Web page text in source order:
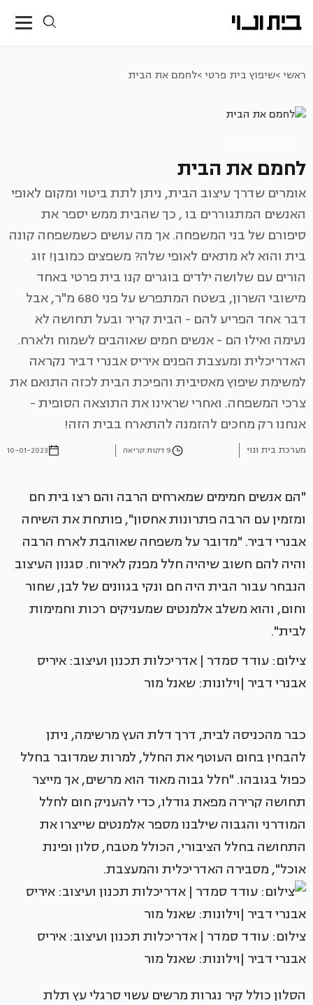
ראשי >שיפוץ בית פרטי >לחמם את הבית
לחמם את הבית
אומרים שדרך עיצוב הבית, ניתן לתת ביטוי ומקום לאופי
האנשים המתגוררים בו , כך שהבית ממש יספר את
סיפורם של בני המשפחה. אך מה עושים כשמשפחה קונה
בית והוא לא מתאים לאופי שלה? משפצים כמובן! זוג
הורים עם שלושה ילדים בוגרים קנו בית פרטי באחד
מישובי השרון, בשטח המתפרש על פני 680 מ"ר, אבל
דבר אחד הפריע להם - הבית קריר ובעל תחושה לא
נעימה ואילו הם - אנשים חמים שאוהבים לשמוח ולארח.
האדריכלית ומעצבת הפנים איריס אבנרי דביר נקראה
למשימת שיפוץ מאסיבית והפיכת הבית לכזה התואם את
צרכי המשפחה. ואחרי שראינו את התוצאה הסופית -
אנחנו רק מחכים להזמנה להתארח בבית הזה!
מערכת בית ונוי 9 דקות קריאה 10-01-2023
"הם אנשים חמימים שמארחים הרבה והם רצו בית חם
ומזמין עם הרבה פתרונות אחסון", פותחת את השיחה
אבנרי דביר. "מדובר על משפחה שאוהבת לארח הרבה
והיה להם חשוב שיהיה חלל מפנק לאירוח. סגנון העיצוב
הנבחר עבור הבית היה חם ונקי בגוונים של לבן, שחור
וחום, והוא משלב אלמנטים שמעניקים רכות וחמימות
לבית".
צילום: עודד סמדר | אדריכלות תכנון ועיצוב: איריס
אבנרי דביר |וילונות: שאנל מור
כבר מהכניסה לבית, דרך דלת העץ מרשימה, ניתן
להבחין בחום העוטף את החלל, למרות שמדובר בחלל
כפול בגובהו. "חלל גבוה מאוד הוא מרשים, אך מייצר
תחושה קרירה מפאת גודלו, כדי להעניק חום לחלל
המודרני והגבוה שילבנו מספר אלמנטים שייצרו את
התחושה בחלל הציבורי, הכולל מטבח, סלון ופינת
אוכל", מסבירה האדריכלית והמעצבת.
צילום: עודד סמדר | אדריכלות תכנון ועיצוב: איריס
אבנרי דביר |וילונות: שאנל מור
הסלון כולל קיר נגרות מרשים עשוי סרגלי עץ תלת